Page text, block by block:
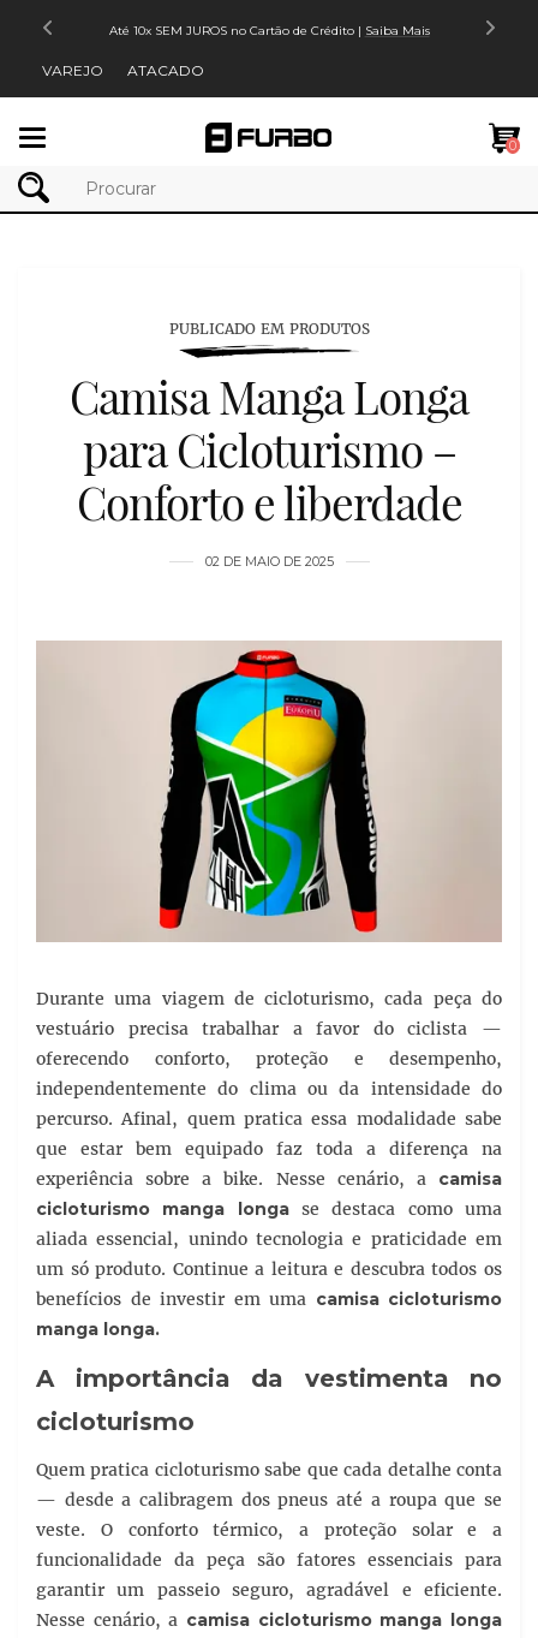
Até 10x SEM JUROS no Cartão de Crédito | Saiba Mais
VAREJO ATACADO
0
PUBLICADO EM PRODUTOS
Camisa Manga Longa
para Cicloturismo –
Conforto e liberdade
02 DE MAIO DE 2025
Durante uma viagem de cicloturismo, cada peça do
vestuário precisa trabalhar a favor do ciclista —
oferecendo conforto, proteção e desempenho,
independentemente do clima ou da intensidade do
percurso. Afinal, quem pratica essa modalidade sabe
que estar bem equipado faz toda a diferença na
experiência sobre a bike. Nesse cenário, a camisa
cicloturismo manga longase destaca como uma
aliada essencial, unindo tecnologia e praticidade em
um só produto. Continue a leitura e descubra todos os
benefícios de investir em uma camisa cicloturismo
manga longa.
A importância da vestimenta no
cicloturismo
Quem pratica cicloturismo sabe que cada detalhe conta
— desde a calibragem dos pneus até a roupa que se
veste. O conforto térmico, a proteção solar e a
funcionalidade da peça são fatores essenciais para
garantir um passeio seguro, agradável e eficiente.
Nesse cenário, a camisa cicloturismo manga longa